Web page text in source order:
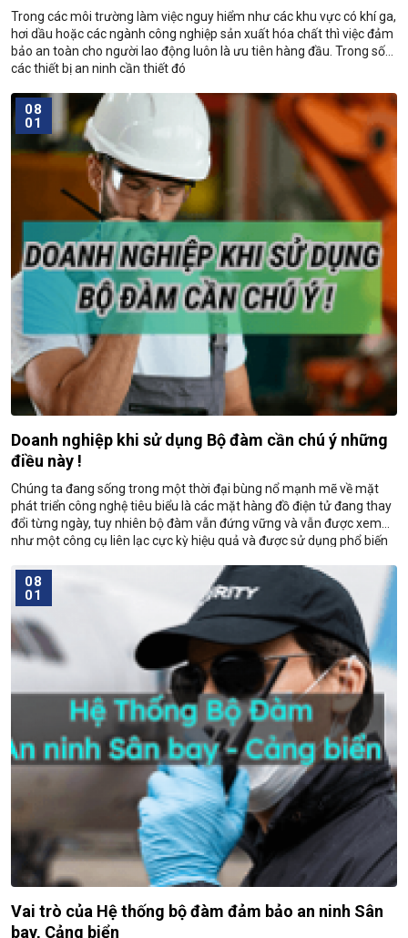
Trong các môi trường làm việc nguy hiểm như các khu vực có khí ga,
hơi dầu hoặc các ngành công nghiệp sản xuất hóa chất thì việc đảm
bảo an toàn cho người lao động luôn là ưu tiên hàng đầu. Trong số
các thiết bị an ninh cần thiết đó
08
01
Doanh nghiệp khi sử dụng Bộ đàm cần chú ý những
điều này !
Chúng ta đang sống trong một thời đại bùng nổ mạnh mẽ về mặt
phát triển công nghệ tiêu biểu là các mặt hàng đồ điện tử đang thay
đổi từng ngày, tuy nhiên bộ đàm vẫn đứng vững và vẫn được xem
như một công cụ liên lạc cực kỳ hiệu quả và được sử dụng phổ biến
08
01
Vai trò của Hệ thống bộ đàm đảm bảo an ninh Sân
bay, Cảng biển